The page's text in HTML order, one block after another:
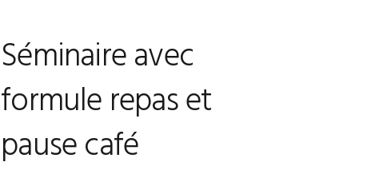
Séminaire avec
formule repas et
pause café